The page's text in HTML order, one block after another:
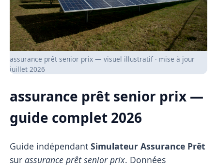
assurance prêt senior prix — visuel illustratif · mise à jour
juillet 2026
assurance prêt senior prix —
guide complet 2026
Guide indépendant Simulateur Assurance Prêt
sur assurance prêt senior prix. Données